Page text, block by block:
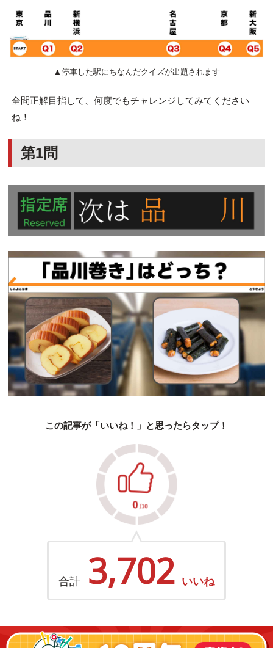
▲停車した駅にちなんだクイズが出題されます
全問正解目指して、何度でもチャレンジしてみてください
ね！
第1問
この記事が「いいね！」と思ったらタップ！
合計 3,702 いいね